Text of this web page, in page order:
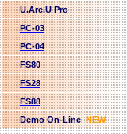
U.Are.U Pro
PC-03
PC-04
FS80
FS28
FS88
Demo On-LineNEW